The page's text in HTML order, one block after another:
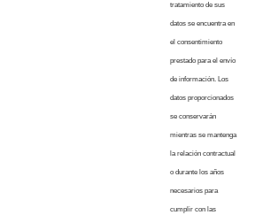
tratamiento de sus
datos se encuentra en
el consentimiento
prestado para el envío
de información. Los
datos proporcionados
se conservarán
mientras se mantenga
la relación contractual
o durante los años
necesarios para
cumplir con las